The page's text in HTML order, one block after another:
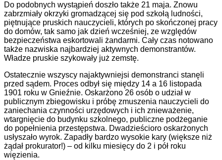
Do podobnych wystąpień doszło także 21 maja. Znowu
zabrzmiały okrzyki gromadzącej się pod szkołą ludności,
piętnujące pruskich nauczycieli, których po skończonej pracy
do domów, tak samo jak dzień wcześniej, ze względów
bezpieczeństwa eskortowali żandarmi. Cały czas notowano
także nazwiska najbardziej aktywnych demonstrantów.
Władze pruskie szykowały już zemstę.
Ostatecznie wszyscy najaktywniejsi demonstranci stanęli
przed sądem. Proces odbył się między 14 a 16 listopada
1901 roku w Gnieźnie. Oskarżono 26 osób o udział w
publicznym zbiegowisku i próbę zmuszenia nauczycieli do
zaniechania czynności urzędowych i ich znieważenie,
wtargnięcie do budynku szkolnego, publiczne podżeganie
do popełnienia przestępstwa. Dwadzieścioro oskarżonych
usłyszało wyrok. Zapadły bardzo wysokie kary (większe niż
żądał prokurator!) – od kilku miesięcy do 2 i pół roku
więzienia.